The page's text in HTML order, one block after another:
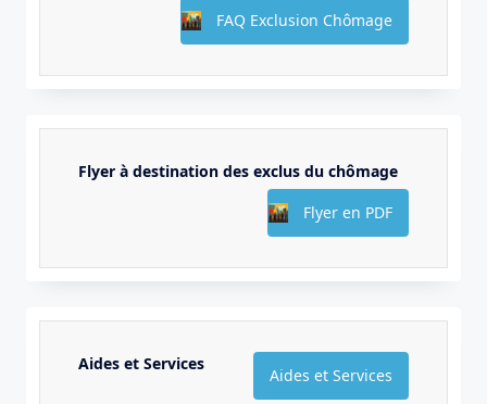
FAQ Exclusion Chômage
Flyer à destination des exclus du chômage
Flyer en PDF
Aides et Services
Aides et Services